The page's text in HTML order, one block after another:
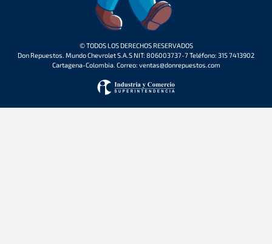
© TODOS LOS DERECHOS RESERVADOS
Don Repuestos. Mundo Chevrolet S.A.S NIT: 806003737-7 Teléfono: 315 7413902
Cartagena-Colombia. Correo: ventas@donrepuestos.com